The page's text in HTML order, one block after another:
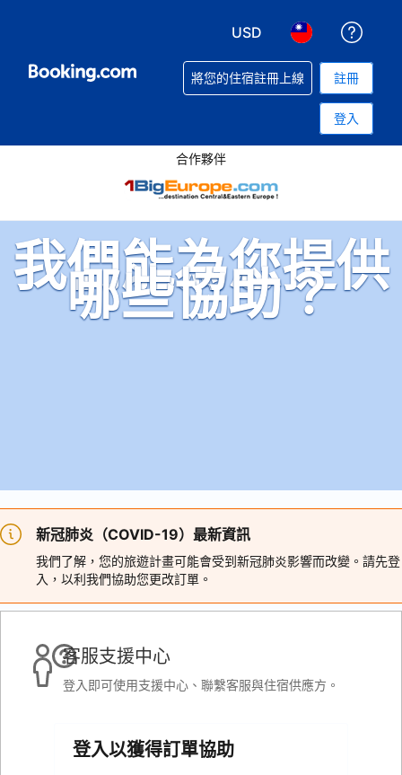
USD
將您的住宿註冊上線 註冊
登入
合作夥伴
我們能為您提供
哪些協助？
新冠肺炎（COVID-19）最新資訊
我們了解，您的旅遊計畫可能會受到新冠肺炎影響而改變。請先登
入，以利我們協助您更改訂單。
客服支援中心
登入即可使用支援中心、聯繫客服與住宿供應方。
登入以獲得訂單協助